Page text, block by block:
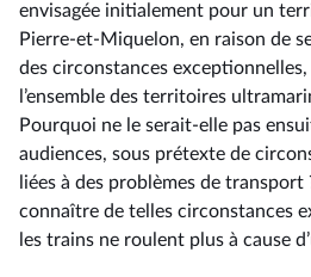
envisagée initialement pour un
Pierre-et-Miquelon, en raison de
des circonstances
l’ensemble des territoires
Pourquoi ne le serait-elle pas
audiences, sous prétexte de
liées à des problèmes de
connaître de telles circonstances
les trains ne roulent plus à cause